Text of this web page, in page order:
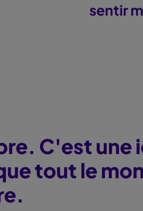
sentir
C'est une
tout le